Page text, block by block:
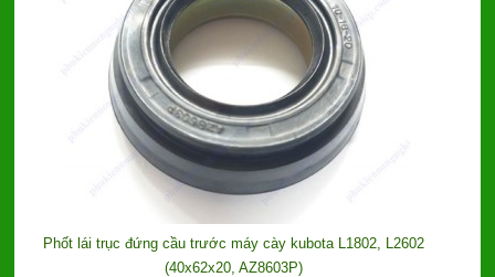
Phốt lái trục đứng cầu trước máy cày kubota L1802, L2602
(40x62x20, AZ8603P)